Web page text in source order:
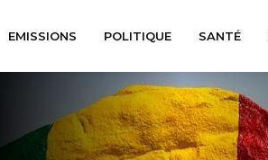
EMISSIONS POLITIQUE SANTÉ